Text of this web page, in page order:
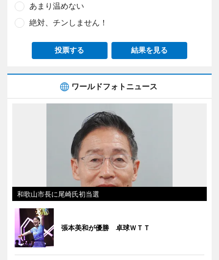
あまり温めない
絶対、チンしません！
投票する 結果を見る
ワールドフォトニュース
和歌山市長に尾崎氏初当選
張本美和が優勝 卓球ＷＴＴ